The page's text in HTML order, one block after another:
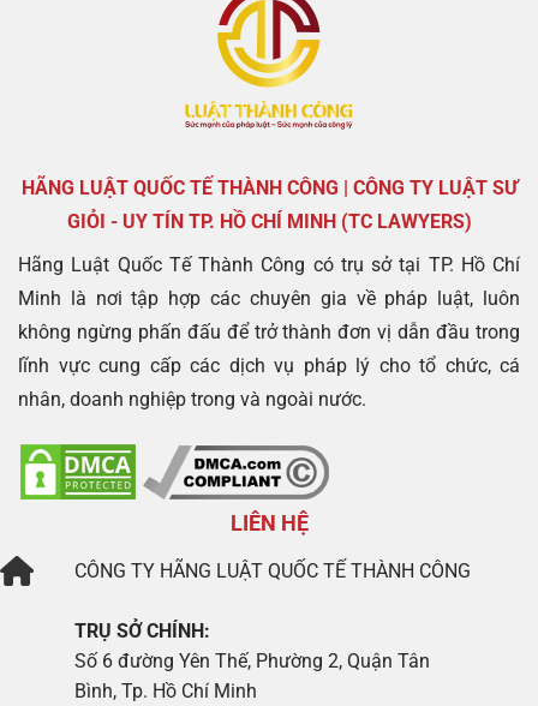
HÃNG LUẬT QUỐC TẾ THÀNH CÔNG | CÔNG TY LUẬT SƯ
GIỎI - UY TÍN TP. HỒ CHÍ MINH (TC LAWYERS)
Hãng Luật Quốc Tế Thành Công có trụ sở tại TP. Hồ Chí
Minh là nơi tập hợp các chuyên gia về pháp luật, luôn
không ngừng phấn đấu để trở thành đơn vị dẫn đầu trong
lĩnh vực cung cấp các dịch vụ pháp lý cho tổ chức, cá
nhân, doanh nghiệp trong và ngoài nước.
LIÊN HỆ
CÔNG TY HÃNG LUẬT QUỐC TẾ THÀNH CÔNG
TRỤ SỞ CHÍNH:
Số 6 đường Yên Thế, Phường 2, Quận Tân
Bình, Tp. Hồ Chí Minh